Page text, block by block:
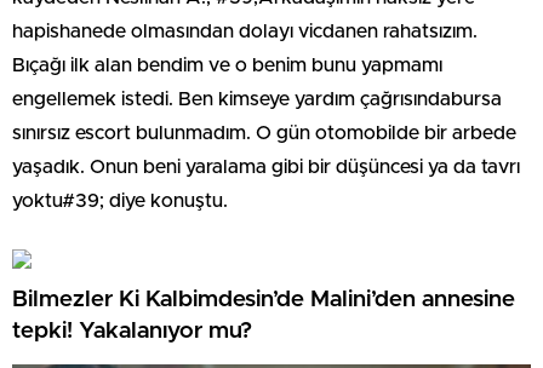
hapishanede olmasından dolayı vicdanen rahatsızım.
Bıçağı ilk alan bendim ve o benim bunu yapmamı
engellemek istedi. Ben kimseye yardım çağrısındabursa
sınırsız escort bulunmadım. O gün otomobilde bir arbede
yaşadık. Onun beni yaralama gibi bir düşüncesi ya da tavrı
yoktu#39; diye konuştu.
Bilmezler Ki Kalbimdesin’de Malini’den annesine
tepki! Yakalanıyor mu?